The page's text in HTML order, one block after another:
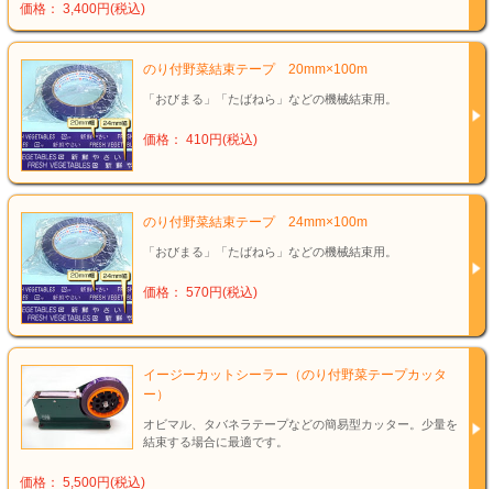
価格： 3,400円(税込)
のり付野菜結束テープ 20mm×100m
「おびまる」「たばねら」などの機械結束用。
価格： 410円(税込)
のり付野菜結束テープ 24mm×100m
「おびまる」「たばねら」などの機械結束用。
価格： 570円(税込)
イージーカットシーラー（のり付野菜テープカッタ
ー）
オビマル、タバネラテープなどの簡易型カッター。少量を
結束する場合に最適です。
価格： 5,500円(税込)